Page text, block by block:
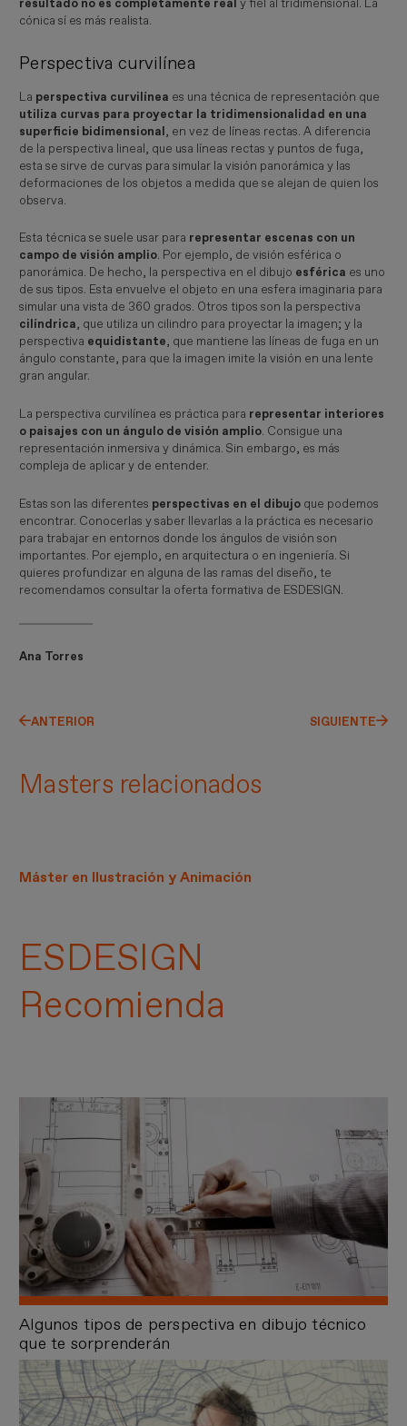
resultado no es completamente real y fiel al tridimensional. La
cónica sí es más realista.
Perspectiva curvilínea
La perspectiva curvilínea es una técnica de representación que
utiliza curvas para proyectar la tridimensionalidad en una
superficie bidimensional, en vez de líneas rectas. A diferencia
de la perspectiva lineal, que usa líneas rectas y puntos de fuga,
esta se sirve de curvas para simular la visión panorámica y las
deformaciones de los objetos a medida que se alejan de quien los
observa.
Esta técnica se suele usar para representar escenas con un
campo de visión amplio. Por ejemplo, de visión esférica o
panorámica. De hecho, la perspectiva en el dibujo esférica es uno
de sus tipos. Esta envuelve el objeto en una esfera imaginaria para
simular una vista de 360 grados. Otros tipos son la perspectiva
cilíndrica, que utiliza un cilindro para proyectar la imagen; y la
perspectiva equidistante, que mantiene las líneas de fuga en un
ángulo constante, para que la imagen imite la visión en una lente
gran angular.
La perspectiva curvilínea es práctica para representar interiores
o paisajes con un ángulo de visión amplio. Consigue una
representación inmersiva y dinámica. Sin embargo, es más
compleja de aplicar y de entender.
Estas son las diferentes perspectivas en el dibujo que podemos
encontrar. Conocerlas y saber llevarlas a la práctica es necesario
para trabajar en entornos donde los ángulos de visión son
importantes. Por ejemplo, en arquitectura o en ingeniería. Si
quieres profundizar en alguna de las ramas del diseño, te
recomendamos consultar la oferta formativa de ESDESIGN.
Ana Torres
ANTERIOR SIGUIENTE
Masters relacionados
Máster en Ilustración y Animación
ESDESIGN
Recomienda
Algunos tipos de perspectiva en dibujo técnico
que te sorprenderán